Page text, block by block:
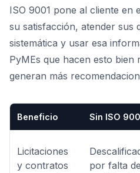
ISO 9001 pone al cliente en
su satisfacción, atender sus
sistemática y usar esa
PyMEs que hacen esto bien
generan más
Beneficio Sin ISO
Licitaciones
y contratos
por falta de